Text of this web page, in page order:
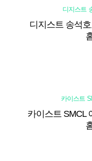
디지스트
디지스트 송석
카이스트
카이스트 SMCL